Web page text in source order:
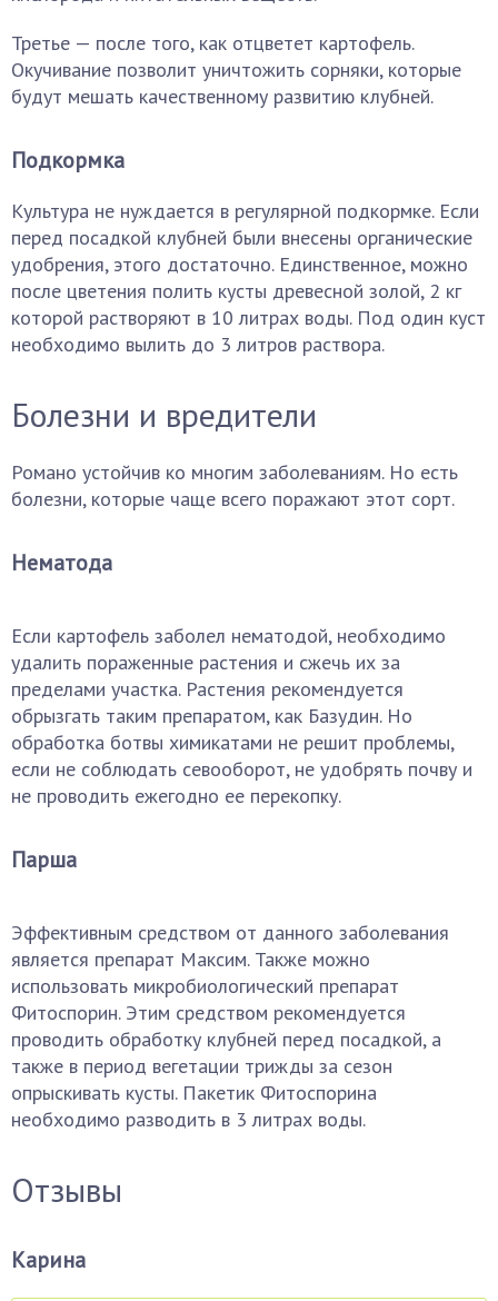
Третье — после того, как отцветет картофель.
Окучивание позволит уничтожить сорняки, которые
будут мешать качественному развитию клубней.
Подкормка
Культура не нуждается в регулярной подкормке. Если
перед посадкой клубней были внесены органические
удобрения, этого достаточно. Единственное, можно
после цветения полить кусты древесной золой, 2 кг
которой растворяют в 10 литрах воды. Под один куст
необходимо вылить до 3 литров раствора.
Болезни и вредители
Романо устойчив ко многим заболеваниям. Но есть
болезни, которые чаще всего поражают этот сорт.
Нематода
Если картофель заболел нематодой, необходимо
удалить пораженные растения и сжечь их за
пределами участка. Растения рекомендуется
обрызгать таким препаратом, как Базудин. Но
обработка ботвы химикатами не решит проблемы,
если не соблюдать севооборот, не удобрять почву и
не проводить ежегодно ее перекопку.
Парша
Эффективным средством от данного заболевания
является препарат Максим. Также можно
использовать микробиологический препарат
Фитоспорин. Этим средством рекомендуется
проводить обработку клубней перед посадкой, а
также в период вегетации трижды за сезон
опрыскивать кусты. Пакетик Фитоспорина
необходимо разводить в 3 литрах воды.
Отзывы
Карина